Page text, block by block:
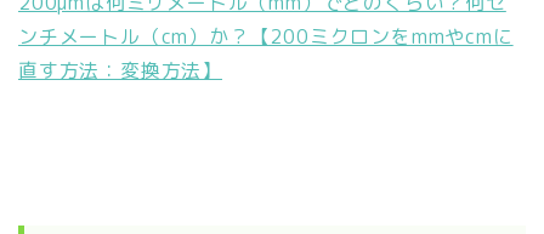
ンチメートル（cm）か？【200ミクロンをmmやcmに
直す方法：変換方法】